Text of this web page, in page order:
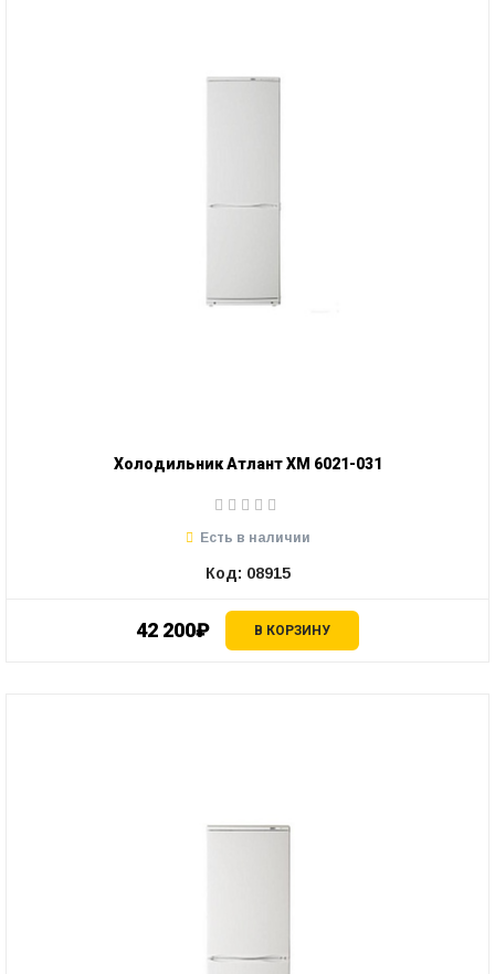
Холодильник Атлант ХМ 6021-031
42 200₽ В КОРЗИНУ
Есть в наличии
Код: 08915